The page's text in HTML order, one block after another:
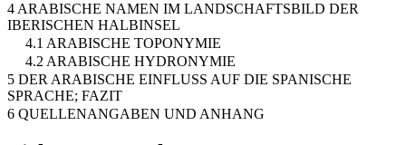
4 ARABISCHE NAMEN IM LANDSCHAFTSBILD DER
IBERISCHEN HALBINSEL
4.1 ARABISCHE TOPONYMIE
4.2 ARABISCHE HYDRONYMIE
5 DER ARABISCHE EINFLUSS AUF DIE SPANISCHE
SPRACHE; FAZIT
6 QUELLENANGABEN UND ANHANG